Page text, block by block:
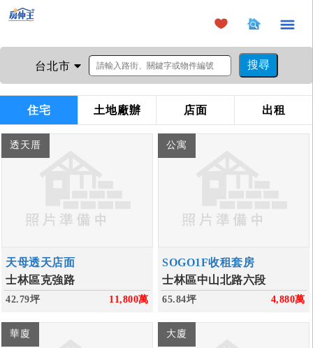
×
台北市
住宅 土地廠辦 店面 出租
透天厝
天母透天店面
士林區克強路
42.79坪 11,800萬
公寓
SOGO1F收租套房
士林區中山北路六段
65.84坪 4,880萬
華廈 大廈